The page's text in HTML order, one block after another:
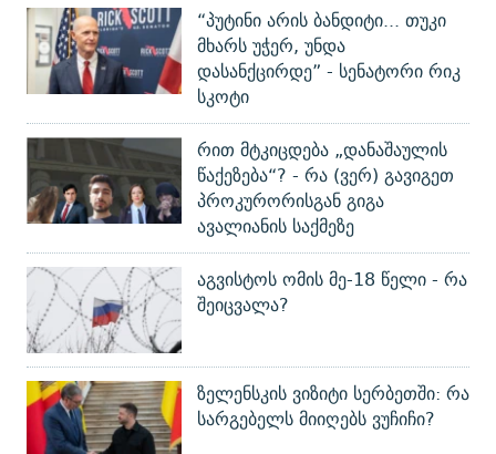
“პუტინი არის ბანდიტი... თუკი
მხარს უჭერ, უნდა
დასანქცირდე” - სენატორი რიკ
სკოტი
რით მტკიცდება „დანაშაულის
წაქეზება“? - რა (ვერ) გავიგეთ
პროკურორისგან გიგა
ავალიანის საქმეზე
აგვისტოს ომის მე-18 წელი - რა
შეიცვალა?
ზელენსკის ვიზიტი სერბეთში: რა
სარგებელს მიიღებს ვუჩიჩი?